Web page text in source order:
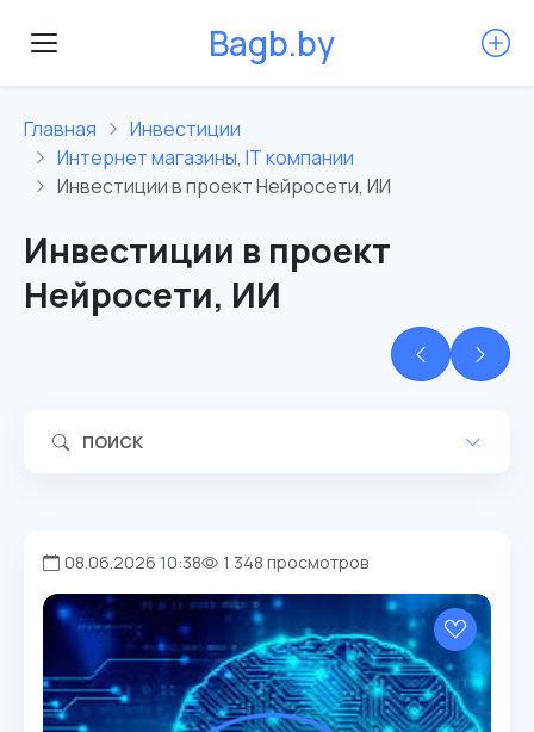
Bagb.by
Главная
Инвестиции
Интернет магазины, IT компании
Инвестиции в проект Нейросети, ИИ
Инвестиции в проект
Нейросети, ИИ
ПОИСК
08.06.2026 10:38 1 348 просмотров